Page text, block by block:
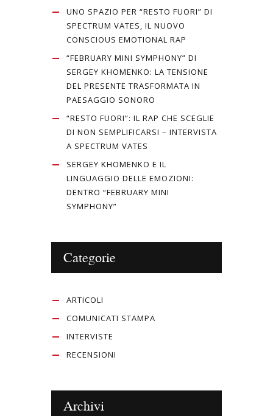
UNO SPAZIO PER “RESTO FUORI” DI
SPECTRUM VATES, IL NUOVO
CONSCIOUS EMOTIONAL RAP
“FEBRUARY MINI SYMPHONY” DI
SERGEY KHOMENKO: LA TENSIONE
DEL PRESENTE TRASFORMATA IN
PAESAGGIO SONORO
“RESTO FUORI”: IL RAP CHE SCEGLIE
DI NON SEMPLIFICARSI – INTERVISTA
A SPECTRUM VATES
SERGEY KHOMENKO E IL
LINGUAGGIO DELLE EMOZIONI:
DENTRO “FEBRUARY MINI
SYMPHONY”
Categorie
ARTICOLI
COMUNICATI STAMPA
INTERVISTE
RECENSIONI
Archivi